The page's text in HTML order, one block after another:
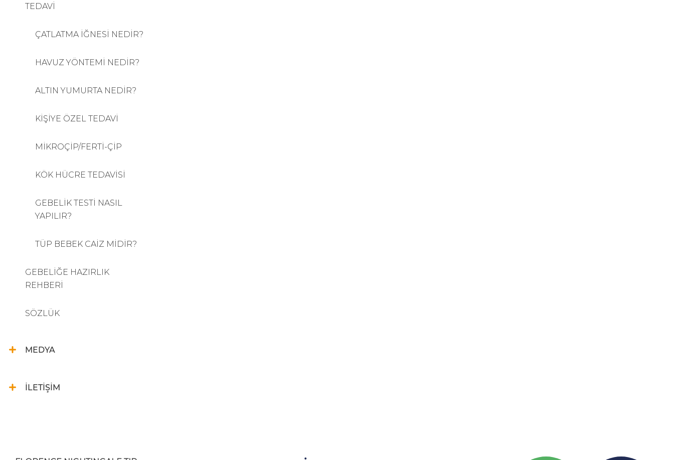
TEDAVİ
ÇATLATMA İĞNESİ NEDİR?
HAVUZ YÖNTEMİ NEDİR?
ALTIN YUMURTA NEDİR?
KİŞİYE ÖZEL TEDAVİ
MİKROÇİP/FERTİ-ÇİP
KÖK HÜCRE TEDAVİSİ
GEBELİK TESTİ NASIL
YAPILIR?
TÜP BEBEK CAİZ MİDİR?
GEBELİĞE HAZIRLIK
REHBERİ
SÖZLÜK
MEDYA
İLETİŞİM